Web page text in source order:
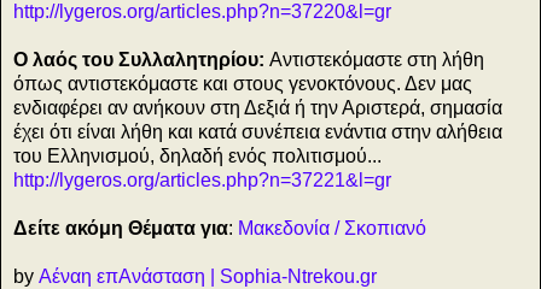
http://lygeros.org/articles.php?n=37220&l=gr
Ο λαός του Συλλαλητηρίου: Αντιστεκόμαστε στη λήθη
όπως αντιστεκόμαστε και στους γενοκτόνους. Δεν μας
ενδιαφέρει αν ανήκουν στη Δεξιά ή την Αριστερά, σημασία
έχει ότι είναι λήθη και κατά συνέπεια ενάντια στην αλήθεια
του Ελληνισμού, δηλαδή ενός πολιτισμού...
http://lygeros.org/articles.php?n=37221&l=gr
Δείτε ακόμη Θέματα για: Μακεδονία / Σκοπιανό
by Αέναη επΑνάσταση | Sophia-Ntrekou.gr